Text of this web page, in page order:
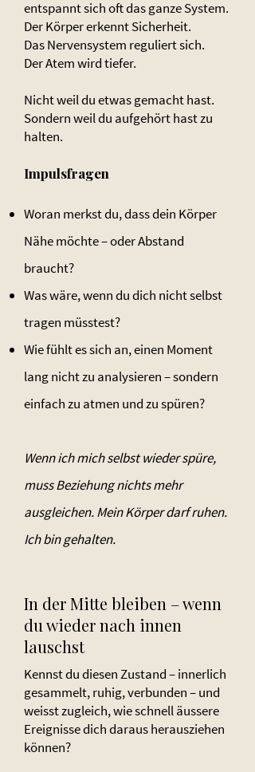
entspannt sich oft das ganze System.
Der Körper erkennt Sicherheit.
Das Nervensystem reguliert sich.
Der Atem wird tiefer.
Nicht weil du etwas gemacht hast.
Sondern weil du aufgehört hast zu
halten.
Impulsfragen
Woran merkst du, dass dein Körper
Nähe möchte – oder Abstand
braucht?
Was wäre, wenn du dich nicht selbst
tragen müsstest?
Wie fühlt es sich an, einen Moment
lang nicht zu analysieren – sondern
einfach zu atmen und zu spüren?
Wenn ich mich selbst wieder spüre,
muss Beziehung nichts mehr
ausgleichen. Mein Körper darf ruhen.
Ich bin gehalten.
In der Mitte bleiben – wenn
du wieder nach innen
lauschst
Kennst du diesen Zustand – innerlich
gesammelt, ruhig, verbunden – und
weisst zugleich, wie schnell äussere
Ereignisse dich daraus herausziehen
können?